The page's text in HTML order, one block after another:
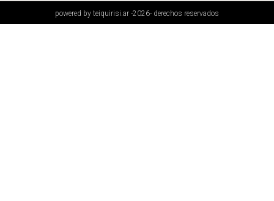
powered by teiquirisi.ar -2026- derechos reservados